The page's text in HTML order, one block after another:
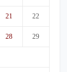
21 22
28 29